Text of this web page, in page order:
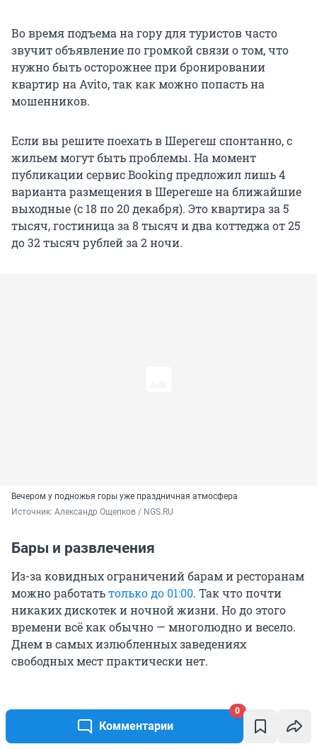
Комментарии
0
Во время подъема на гору для туристов часто
звучит объявление по громкой связи о том, что
нужно быть осторожнее при бронировании
квартир на Avito, так как можно попасть на
мошенников.
Если вы решите поехать в Шерегеш спонтанно, с
жильем могут быть проблемы. На момент
публикации сервис Booking предложил лишь 4
варианта размещения в Шерегеше на ближайшие
выходные (с 18 по 20 декабря). Это квартира за 5
тысяч, гостиница за 8 тысяч и два коттеджа от 25
до 32 тысяч рублей за 2 ночи.
Вечером у подножья горы уже праздничная атмосфера
Источник: Александр Ощепков / NGS.RU
Бары и развлечения
Из-за ковидных ограничений барам и ресторанам
можно работатьтолько до 01:00. Так что почти
никаких дискотек и ночной жизни. Но до этого
времени всё как обычно — многолюдно и весело.
Днем в самых излюбленных заведениях
свободных мест практически нет.